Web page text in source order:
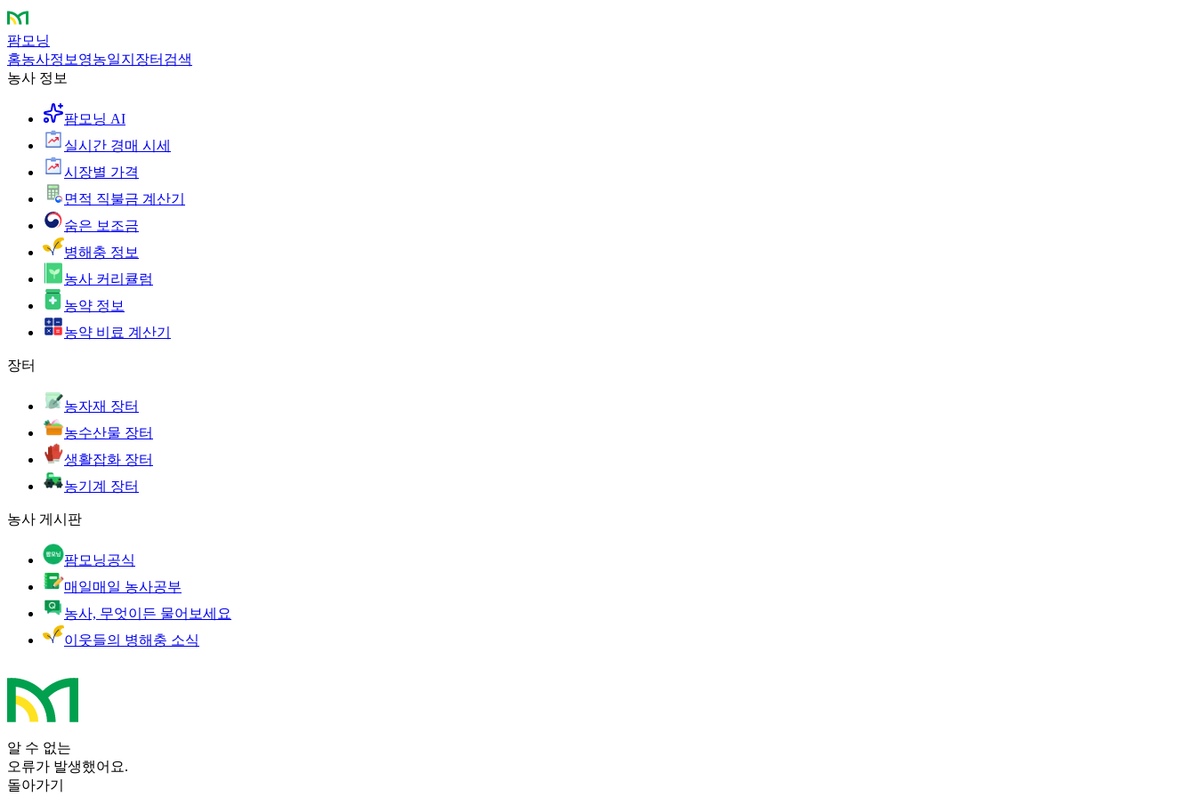
팜모닝
홈농사정보 영농일지 장터 검색
농사 정보
팜모닝 AI
실시간 경매 시세
시장별 가격
면적 직불금 계산기
숨은 보조금
병해충 정보
농사 커리큘럼
농약 정보
농약 비료 계산기
장터
농자재 장터
농수산물 장터
생활잡화 장터
농기계 장터
농사 게시판
팜모닝공식
매일매일 농사공부
농사, 무엇이든 물어보세요
이웃들의 병해충 소식
알 수 없는
오류가 발생했어요.
돌아가기